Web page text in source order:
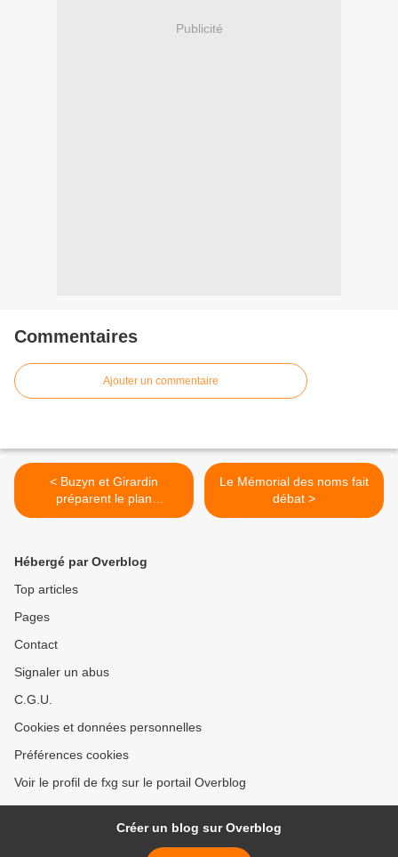
Publicité
Commentaires
Ajouter un commentaire
< Buzyn et Girardin
préparent le plan
chlordécone 4
Le Mémorial des noms fait
débat >
Hébergé par Overblog
Top articles
Pages
Contact
Signaler un abus
C.G.U.
Cookies et données personnelles
Préférences cookies
Voir le profil de fxg sur le portail Overblog
Créer un blog sur Overblog